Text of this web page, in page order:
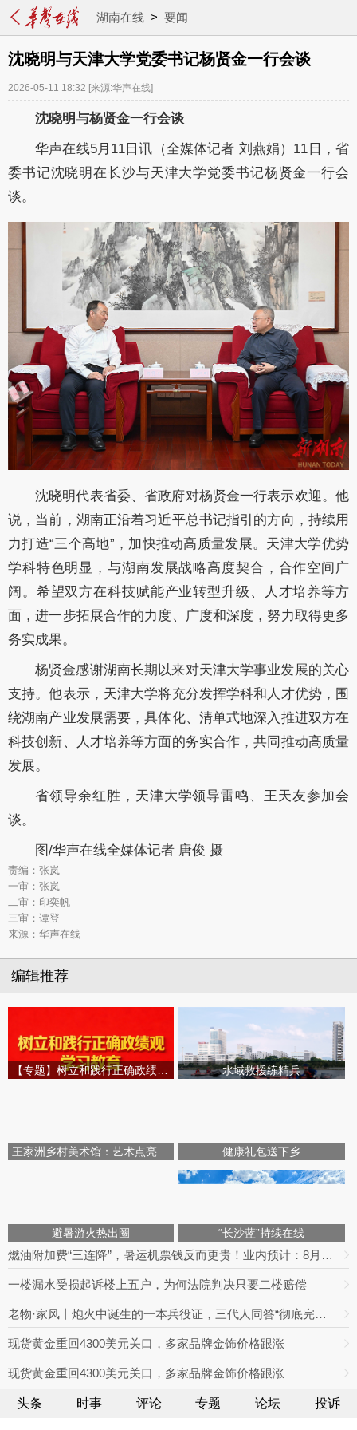
湖南在线> 要闻
沈晓明与天津大学党委书记杨贤金一行会谈
2026-05-11 18:32 [来源:华声在线]
沈晓明与杨贤金一行会谈
华声在线5月11日讯（全媒体记者 刘燕娟）11日，省
委书记沈晓明在长沙与天津大学党委书记杨贤金一行会
谈。
沈晓明代表省委、省政府对杨贤金一行表示欢迎。他
说，当前，湖南正沿着习近平总书记指引的方向，持续用
力打造“三个高地”，加快推动高质量发展。天津大学优势
学科特色明显，与湖南发展战略高度契合，合作空间广
阔。希望双方在科技赋能产业转型升级、人才培养等方
面，进一步拓展合作的力度、广度和深度，努力取得更多
务实成果。
杨贤金感谢湖南长期以来对天津大学事业发展的关心
支持。他表示，天津大学将充分发挥学科和人才优势，围
绕湖南产业发展需要，具体化、清单式地深入推进双方在
科技创新、人才培养等方面的务实合作，共同推动高质量
发展。
省领导余红胜，天津大学领导雷鸣、王天友参加会
谈。
图/华声在线全媒体记者 唐俊 摄
责编：张岚
一审：张岚
二审：印奕帆
三审：谭登
来源：华声在线
编辑推荐
水域救援练精兵
健康礼包送下乡
避暑游火热出圈 “长沙蓝”持续在线
燃油附加费“三连降”，暑运机票钱反而更贵！业内预计：8月下旬将迎回落拐点
一楼漏水受损起诉楼上五户，为何法院判决只要二楼赔偿
老物·家风丨炮火中诞生的一本兵役证，三代人同答“彻底完成任务”
现货黄金重回4300美元关口，多家品牌金饰价格跟涨
现货黄金重回4300美元关口，多家品牌金饰价格跟涨
头条 时事 评论 专题 论坛 投诉